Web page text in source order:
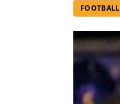
FOOTBALL